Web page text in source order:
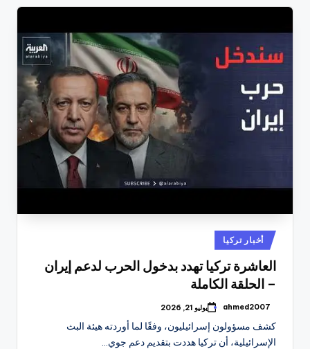
نُشر
في
أخبار تركيا
العاشرة تركيا تهدد بدخول الحرب لدعم إيران
– الحلقة الكاملة
تمّ
بواسطة
ahmed2007 يوليو 21, 2026
كشف مسؤولون إسرائيليون، وفقًا لما أوردته هيئة البث
الإسرائيلية، أن تركيا هددت بتقديم دعم جوي…